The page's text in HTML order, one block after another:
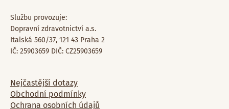
Službu provozuje:
Dopravní zdravotnictví a.s.
Italská 560/37, 121 43 Praha 2
IČ: 25903659 DIČ: CZ25903659
Nejčastější dotazy
Obchodní podmínky
Ochrana osobních údajů